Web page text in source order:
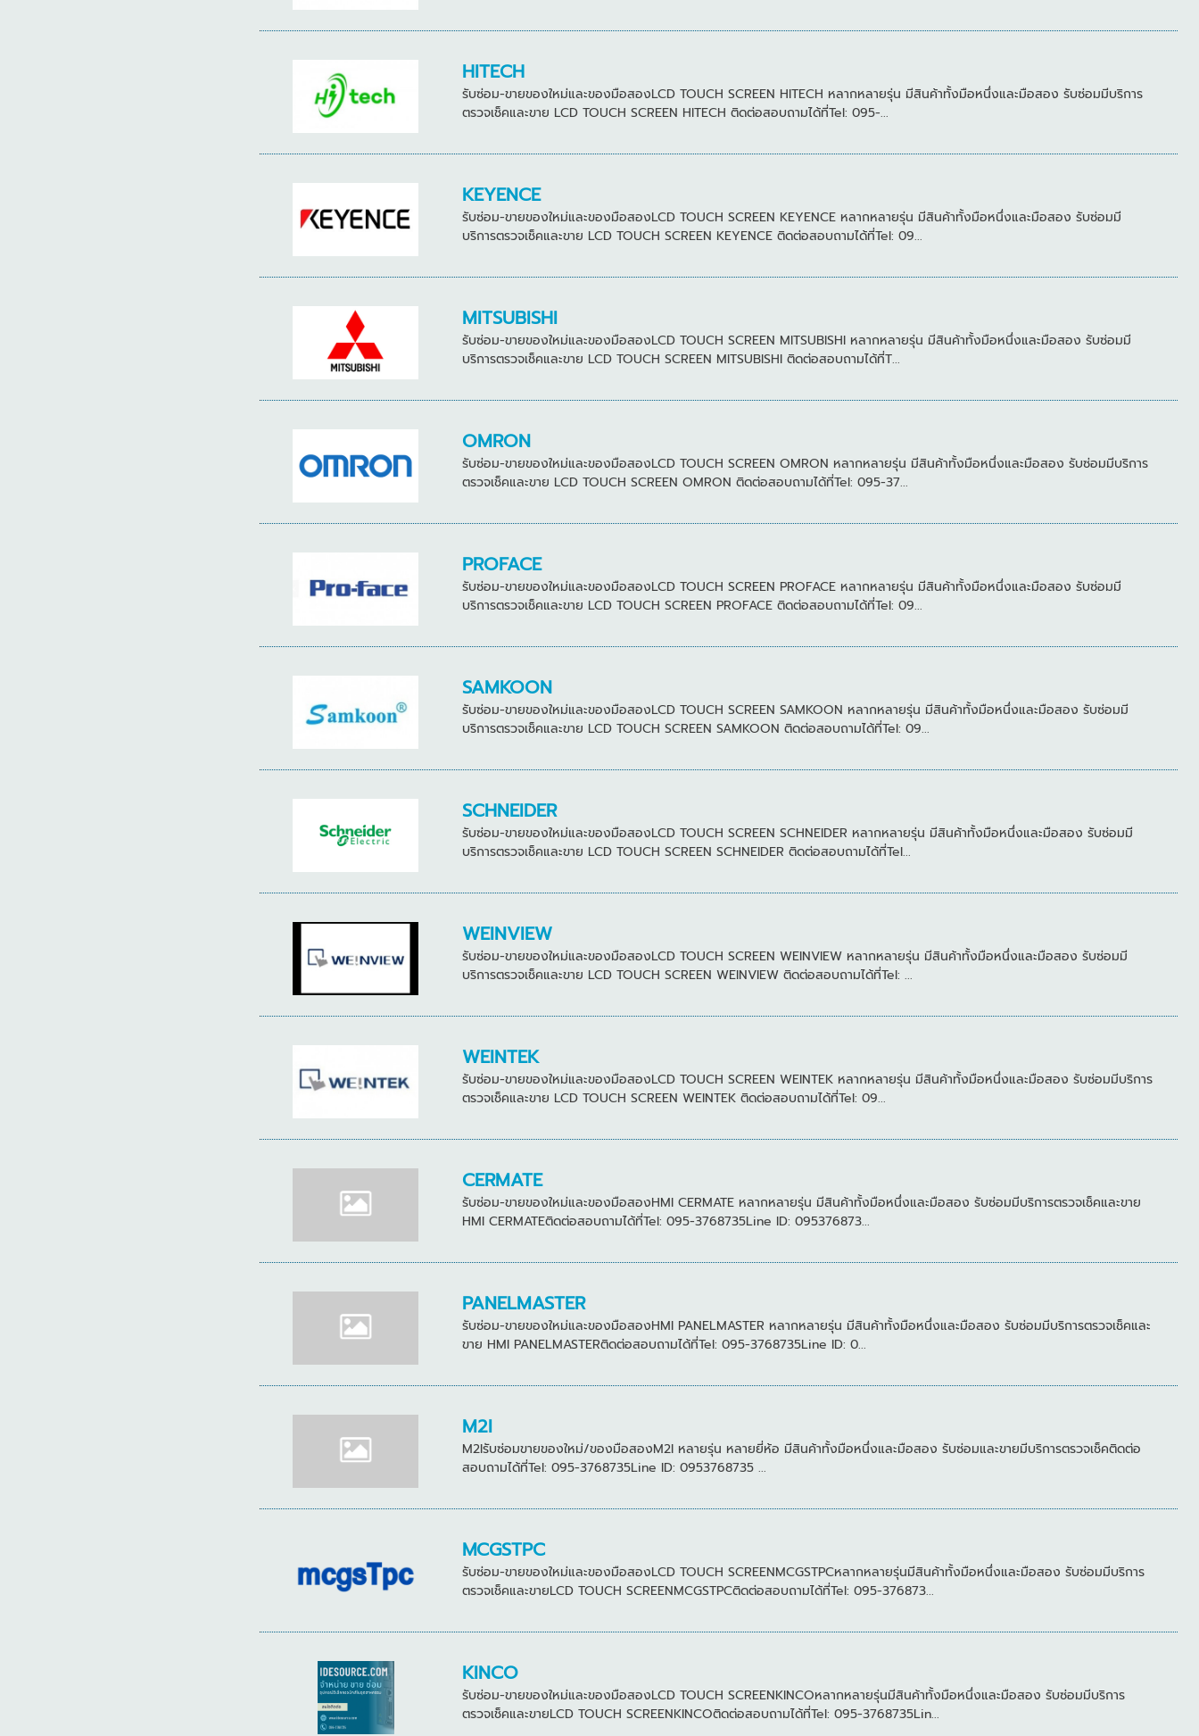
HITECH
รับซ่อม-ขายของใหม่และของมือสองLCD TOUCH SCREEN HITECH หลากหลายรุ่น มีสินค้าทั้งมือหนึ่งและมือสอง รับซ่อมมีบริการ
ตรวจเช็คและขาย LCD TOUCH SCREEN HITECH ติดต่อสอบถามได้ที่Tel: 095-...
KEYENCE
รับซ่อม-ขายของใหม่และของมือสองLCD TOUCH SCREEN KEYENCE หลากหลายรุ่น มีสินค้าทั้งมือหนึ่งและมือสอง รับซ่อมมี
บริการตรวจเช็คและขาย LCD TOUCH SCREEN KEYENCE ติดต่อสอบถามได้ที่Tel: 09...
MITSUBISHI
รับซ่อม-ขายของใหม่และของมือสองLCD TOUCH SCREEN MITSUBISHI หลากหลายรุ่น มีสินค้าทั้งมือหนึ่งและมือสอง รับซ่อมมี
บริการตรวจเช็คและขาย LCD TOUCH SCREEN MITSUBISHI ติดต่อสอบถามได้ที่T...
OMRON
รับซ่อม-ขายของใหม่และของมือสองLCD TOUCH SCREEN OMRON หลากหลายรุ่น มีสินค้าทั้งมือหนึ่งและมือสอง รับซ่อมมีบริการ
ตรวจเช็คและขาย LCD TOUCH SCREEN OMRON ติดต่อสอบถามได้ที่Tel: 095-37...
PROFACE
รับซ่อม-ขายของใหม่และของมือสองLCD TOUCH SCREEN PROFACE หลากหลายรุ่น มีสินค้าทั้งมือหนึ่งและมือสอง รับซ่อมมี
บริการตรวจเช็คและขาย LCD TOUCH SCREEN PROFACE ติดต่อสอบถามได้ที่Tel: 09...
SAMKOON
รับซ่อม-ขายของใหม่และของมือสองLCD TOUCH SCREEN SAMKOON หลากหลายรุ่น มีสินค้าทั้งมือหนึ่งและมือสอง รับซ่อมมี
บริการตรวจเช็คและขาย LCD TOUCH SCREEN SAMKOON ติดต่อสอบถามได้ที่Tel: 09...
SCHNEIDER
รับซ่อม-ขายของใหม่และของมือสองLCD TOUCH SCREEN SCHNEIDER หลากหลายรุ่น มีสินค้าทั้งมือหนึ่งและมือสอง รับซ่อมมี
บริการตรวจเช็คและขาย LCD TOUCH SCREEN SCHNEIDER ติดต่อสอบถามได้ที่Tel...
WEINVIEW
รับซ่อม-ขายของใหม่และของมือสองLCD TOUCH SCREEN WEINVIEW หลากหลายรุ่น มีสินค้าทั้งมือหนึ่งและมือสอง รับซ่อมมี
บริการตรวจเช็คและขาย LCD TOUCH SCREEN WEINVIEW ติดต่อสอบถามได้ที่Tel: ...
WEINTEK
รับซ่อม-ขายของใหม่และของมือสองLCD TOUCH SCREEN WEINTEK หลากหลายรุ่น มีสินค้าทั้งมือหนึ่งและมือสอง รับซ่อมมีบริการ
ตรวจเช็คและขาย LCD TOUCH SCREEN WEINTEK ติดต่อสอบถามได้ที่Tel: 09...
CERMATE
รับซ่อม-ขายของใหม่และของมือสองHMI CERMATE หลากหลายรุ่น มีสินค้าทั้งมือหนึ่งและมือสอง รับซ่อมมีบริการตรวจเช็คและขาย
HMI CERMATEติดต่อสอบถามได้ที่Tel: 095-3768735Line ID: 095376873...
PANELMASTER
รับซ่อม-ขายของใหม่และของมือสองHMI PANELMASTER หลากหลายรุ่น มีสินค้าทั้งมือหนึ่งและมือสอง รับซ่อมมีบริการตรวจเช็คและ
ขาย HMI PANELMASTERติดต่อสอบถามได้ที่Tel: 095-3768735Line ID: 0...
M2I
M2Iรับซ่อมขายของใหม่/ของมือสองM2I หลายรุ่น หลายยี่ห้อ มีสินค้าทั้งมือหนึ่งและมือสอง รับซ่อมและขายมีบริการตรวจเช็คติดต่อ
สอบถามได้ที่Tel: 095-3768735Line ID: 0953768735 ...
MCGSTPC
รับซ่อม-ขายของใหม่และของมือสองLCD TOUCH SCREENMCGSTPCหลากหลายรุ่นมีสินค้าทั้งมือหนึ่งและมือสอง รับซ่อมมีบริการ
ตรวจเช็คและขายLCD TOUCH SCREENMCGSTPCติดต่อสอบถามได้ที่Tel: 095-376873...
KINCO
รับซ่อม-ขายของใหม่และของมือสองLCD TOUCH SCREENKINCOหลากหลายรุ่นมีสินค้าทั้งมือหนึ่งและมือสอง รับซ่อมมีบริการ
ตรวจเช็คและขายLCD TOUCH SCREENKINCOติดต่อสอบถามได้ที่Tel: 095-3768735Lin...